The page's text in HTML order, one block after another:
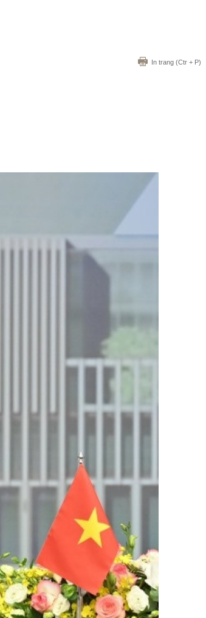
In trang (Ctr + P)